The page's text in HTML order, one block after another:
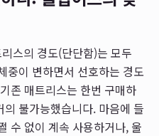
스의 경도(단단함)는 모두
중이 변하면서 선호하는 경도
존 매트리스는 한번 구매하
불가능했습니다. 마음에 들
수 없이 계속 사용하거나, 울